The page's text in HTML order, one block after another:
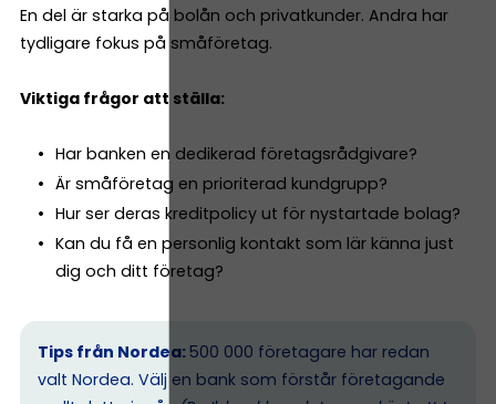
En del är starka på bolån och privatkunder. Andra har
tydligare fokus på småföretag.
Viktiga frågor att ställa:
Har banken en dedikerad företagsrådgivare?
Är småföretag en prioriterad kundgrupp?
Hur ser deras kreditpolicy ut för nystartade bolag?
Kan du få en personlig kontakt som lär känna just
dig och ditt företag?
Tips från Nordea: 500 000 företagare har redan
valt Nordea. Välj en bank som förstår företagande